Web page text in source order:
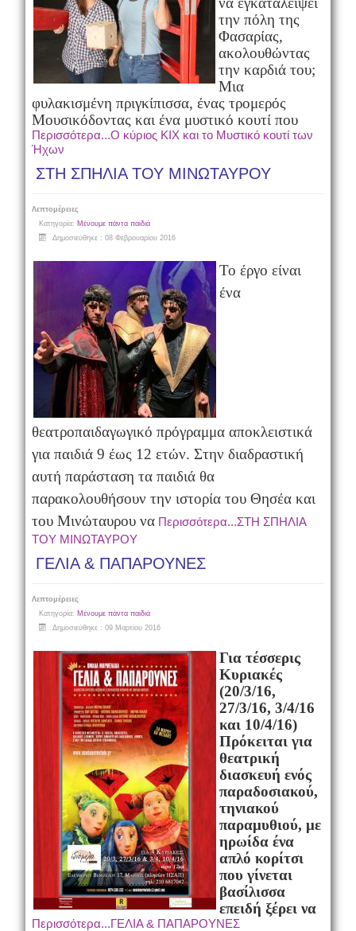
την πόλη της
Φασαρίας,
ακολουθώντας
την καρδιά του;
Μια
φυλακισμένη πριγκίπισσα, ένας τρομερός
Μουσικόδοντας και ένα μυστικό κουτί που
Περισσότερα...Ο κύριος ΚΙΧ και το Μυστικό κουτί των
Ήχων
ΣΤΗ ΣΠΗΛΙΑ ΤΟΥ ΜΙΝΩΤΑΥΡΟΥ
Λεπτομέρειες
Κατηγορία: Μένουμε πάντα παιδιά
Δημοσιεύθηκε : 08 Φεβρουαρίου 2016
Το έργο είναι
ένα
θεατροπαιδαγωγικό πρόγραμμα αποκλειστικά
για παιδιά 9 έως 12 ετών. Στην διαδραστική
αυτή παράσταση τα παιδιά θα
παρακολουθήσουν την ιστορία του Θησέα και
του Μινώταυρου να Περισσότερα...ΣΤΗ ΣΠΗΛΙΑ
ΤΟΥ ΜΙΝΩΤΑΥΡΟΥ
ΓΕΛΙΑ & ΠΑΠΑΡΟΥΝΕΣ
Λεπτομέρειες
Κατηγορία: Μένουμε πάντα παιδιά
Δημοσιεύθηκε : 09 Μαρτίου 2016
Για τέσσερις
Κυριακές
(20/3/16,
27/3/16, 3/4/16
και 10/4/16)
Πρόκειται για
θεατρική
διασκευή ενός
παραδοσιακού,
τηνιακού
παραμυθιού, με
ηρωίδα ένα
απλό κορίτσι
που γίνεται
βασίλισσα
επειδή ξέρει να
Περισσότερα...ΓΕΛΙΑ & ΠΑΠΑΡΟΥΝΕΣ